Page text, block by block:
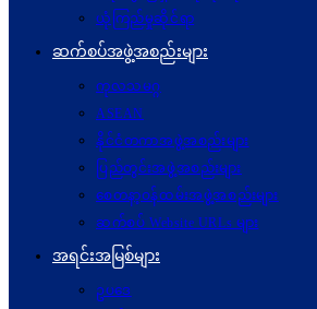
ယုံကြည်မှုဆိုင်ရာ
ဆက်စပ်အဖွဲ့အစည်းများ
ကုလသမဂ္ဂ
ASEAN
နိုင်ငံတကာအဖွဲ့အစည်းများ
ပြည်တွင်းအဖွဲ့အစည်းများ
စေတနာ့ဝန်ထမ်းအဖွဲ့အစည်းများ
ဆက်စပ် Website URLs များ
အရင်းအမြစ်များ
ဥပဒေ